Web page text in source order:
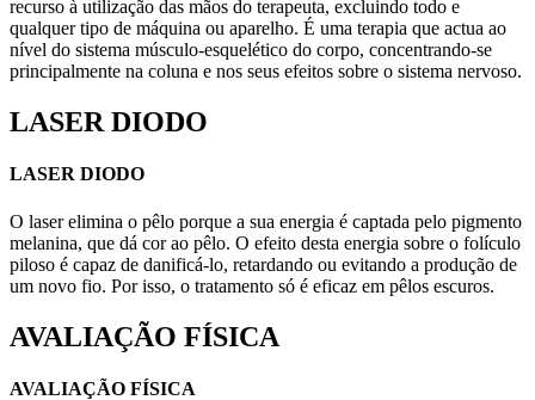
recurso à utilização das mãos do terapeuta, excluindo todo e
qualquer tipo de máquina ou aparelho. É uma terapia que actua ao
nível do sistema músculo-esquelético do corpo, concentrando-se
principalmente na coluna e nos seus efeitos sobre o sistema nervoso.
LASER DIODO
LASER DIODO
O laser elimina o pêlo porque a sua energia é captada pelo pigmento
melanina, que dá cor ao pêlo. O efeito desta energia sobre o folículo
piloso é capaz de danificá-lo, retardando ou evitando a produção de
um novo fio. Por isso, o tratamento só é eficaz em pêlos escuros.
AVALIAÇÃO FÍSICA
AVALIAÇÃO FÍSICA